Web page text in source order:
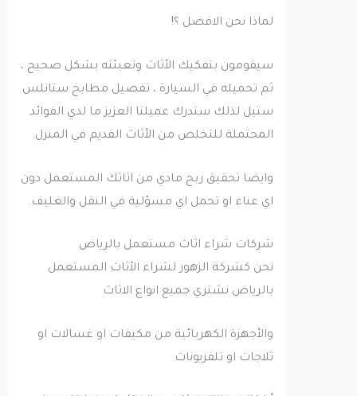
لماذا نحن الافضل ؟!
سيقومون بتفكيك الأثاث وتعبئته بشكل صحيح ،
ثم تحميله في السيارة ، تفصيل مطابخ ستانلس
ستيل لذلك ستدرك عميلنا العزيز ما لدي الفوائد
المحتملة للتخلص من الأثاث القديم في المنزل.
وايضا تحقيق ربح مادي من اثاثك المستعمل دون
اي عناء او تحمل اي مسؤلية في النقل والغليف.
شركات شراء اثاث مستعمل بالرياض
نحن كشركة الزهور لشراء الأثاث المستعمل
بالرياض نشتري جميع انواع الاثاث
والأجهزة الكهربائية من مكيفات او غسالات او
ثلاجات او تلفزيونات